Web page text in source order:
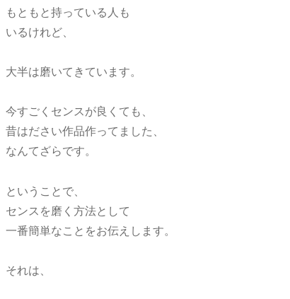
もともと持っている人も
いるけれど、
大半は磨いてきています。
今すごくセンスが良くても、
昔はださい作品作ってました、
なんてざらです。
ということで、
センスを磨く方法として
一番簡単なことをお伝えします。
それは、